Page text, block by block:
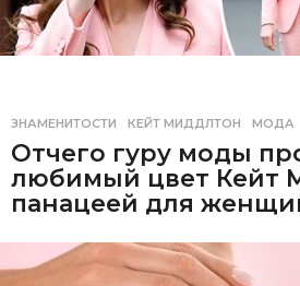
ЗНАМЕНИТОСТИ КЕЙТ МИДДЛТОН ,МОДА
Отчего гуру моды
любимый цвет Кейт
панацеей для